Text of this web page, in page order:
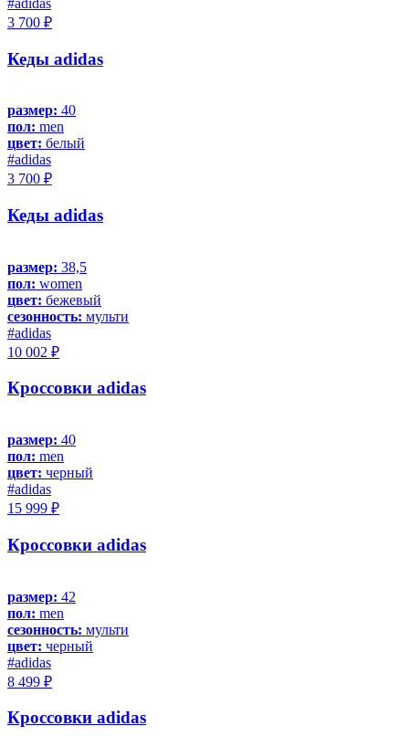
3 700 ₽
Кеды adidas
размер: 40
пол: men
цвет: белый
#adidas
3 700 ₽
Кеды adidas
размер: 38,5
пол: women
цвет: бежевый
сезонность: мульти
#adidas
10 002 ₽
Кроссовки adidas
размер: 40
пол: men
цвет: черный
#adidas
15 999 ₽
Кроссовки adidas
размер: 42
пол: men
сезонность: мульти
цвет: черный
#adidas
8 499 ₽
Кроссовки adidas